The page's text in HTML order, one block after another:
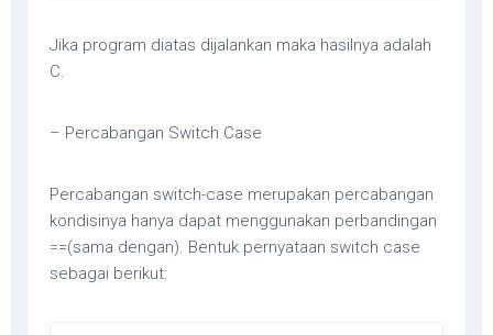
Jika program diatas dijalankan maka hasilnya adalah
C.
– Percabangan Switch Case
Percabangan switch-case merupakan percabangan
kondisinya hanya dapat menggunakan perbandingan
==(sama dengan). Bentuk pernyataan switch case
sebagai berikut: